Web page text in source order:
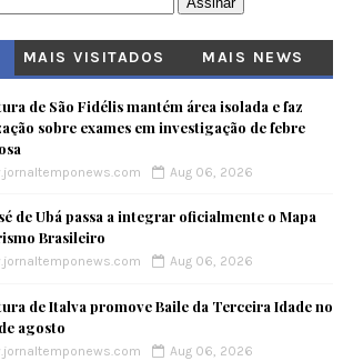
MAIS VISITADOS MAIS NEWS
de São Fidélis mantém área isolada e faz
sobre exames em investigação de febre
Aug 06, 2026
de Ubá passa a integrar oficialmente o Mapa
Brasileiro
Aug 06, 2026
de Italva promove Baile da Terceira Idade no
agosto
Aug 06, 2026